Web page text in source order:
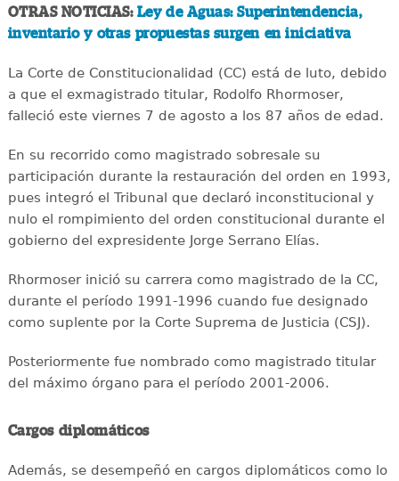
OTRAS NOTICIAS: Ley de Aguas: Superintendencia,
inventario y otras propuestas surgen en iniciativa
La Corte de Constitucionalidad (CC) está de luto, debido
a que el exmagistrado titular, Rodolfo Rhormoser,
falleció este viernes 7 de agosto a los 87 años de edad.
En su recorrido como magistrado sobresale su
participación durante la restauración del orden en 1993,
pues integró el Tribunal que declaró inconstitucional y
nulo el rompimiento del orden constitucional durante el
gobierno del expresidente Jorge Serrano Elías.
Rhormoser inició su carrera como magistrado de la CC,
durante el período 1991-1996 cuando fue designado
como suplente por la Corte Suprema de Justicia (CSJ).
Posteriormente fue nombrado como magistrado titular
del máximo órgano para el período 2001-2006.
Cargos diplomáticos
Además, se desempeñó en cargos diplomáticos como lo